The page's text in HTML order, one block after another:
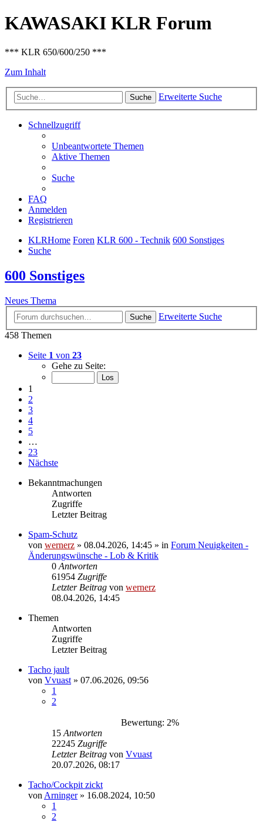
KAWASAKI KLR Forum
*** KLR 650/600/250 ***
Zum Inhalt
Suche Erweiterte Suche
Schnellzugriff
Unbeantwortete Themen
Aktive Themen
Suche
FAQ
Anmelden
Registrieren
KLRHome Foren KLR 600 - Technik 600 Sonstiges
Suche
600 Sonstiges
Neues Thema
Suche
Erweiterte Suche
458 Themen
Seite 1 von 23
Gehe zu Seite:
1
2
3
4
5
…
23
Nächste
Bekanntmachungen
Antworten
Zugriffe
Letzter Beitrag
Spam-Schutz
von wernerz » 08.04.2026, 14:45 » in Forum Neuigkeiten -
Änderungswünsche - Lob & Kritik
0 Antworten
61954 Zugriffe
Letzter Beitrag von wernerz
08.04.2026, 14:45
Themen
Antworten
Zugriffe
Letzter Beitrag
Tacho jault
von Vvuast » 07.06.2026, 09:56
1
2
Bewertung: 2%
15 Antworten
22245 Zugriffe
Letzter Beitrag von Vvuast
20.07.2026, 08:17
Tacho/Cockpit zickt
von Arninger» 16.08.2024, 10:50
1
2